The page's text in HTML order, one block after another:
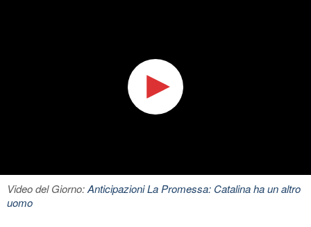
Video del Giorno:Anticipazioni La Promessa: Catalina ha un altro
uomo